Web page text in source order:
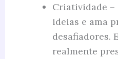
Criatividade –
ideias e ama
desafiadores.
realmente